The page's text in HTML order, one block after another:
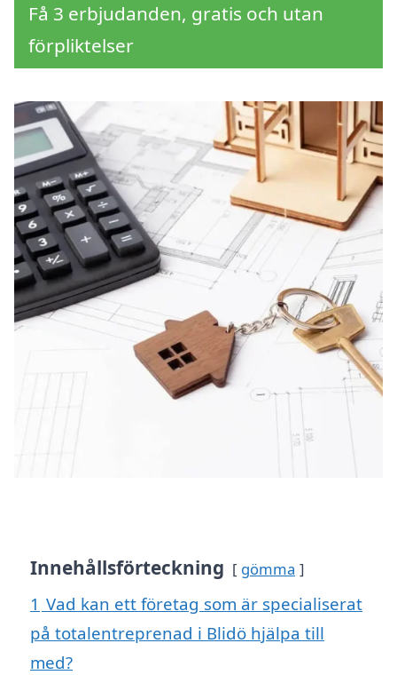
Få 3 erbjudanden, gratis och utan
förpliktelser
Innehållsförteckning gömma
1 Vad kan ett företag som är specialiserat
på totalentreprenad i Blidö hjälpa till
med?